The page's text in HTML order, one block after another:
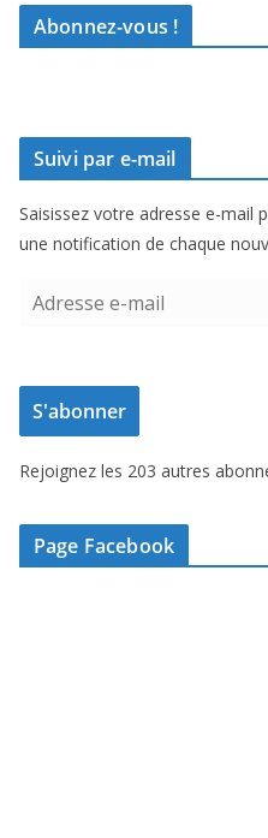
Abonnez-vous !
Suivi par e-mail
Saisissez votre adresse e-mail
une notification de chaque
e
s
e
-
m
S'abonner
Rejoignez les 203 autres
Page Facebook